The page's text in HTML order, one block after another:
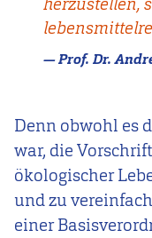
Prof. Dr.
Denn obwohl es
war, die
ökologischer
und zu
einer